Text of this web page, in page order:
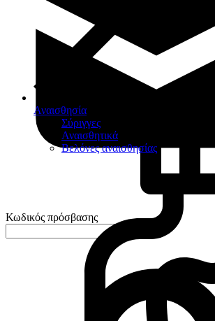
Αναισθησία
Σύριγγες
Αναισθητικά
Βελόνες αναισθησίας
Κωδικός πρόσβασης